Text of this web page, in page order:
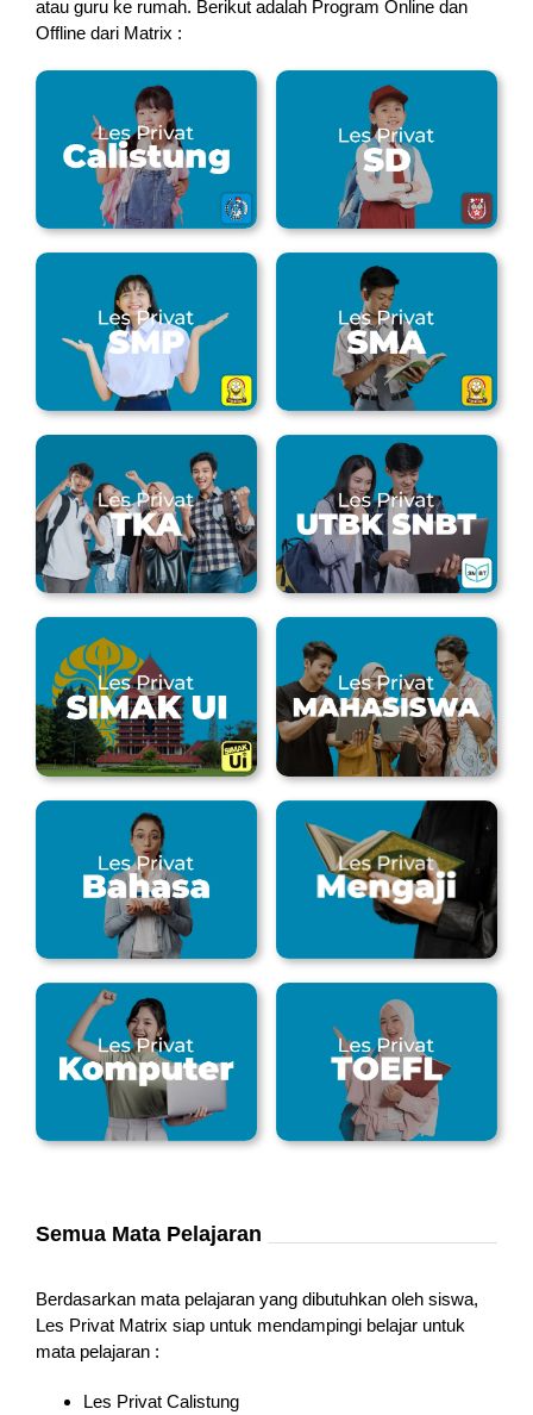
atau guru ke rumah. Berikut adalah Program Online dan
Offline dari Matrix :
Semua Mata Pelajaran
Berdasarkan mata pelajaran yang dibutuhkan oleh siswa,
Les Privat Matrix siap untuk mendampingi belajar untuk
mata pelajaran :
Les Privat Calistung